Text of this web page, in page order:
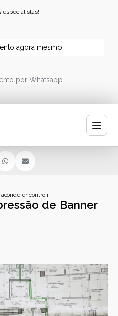
especialistas!
agora mesmo
por Whatsapp
onde encontro impressao de banner vila
de Banner